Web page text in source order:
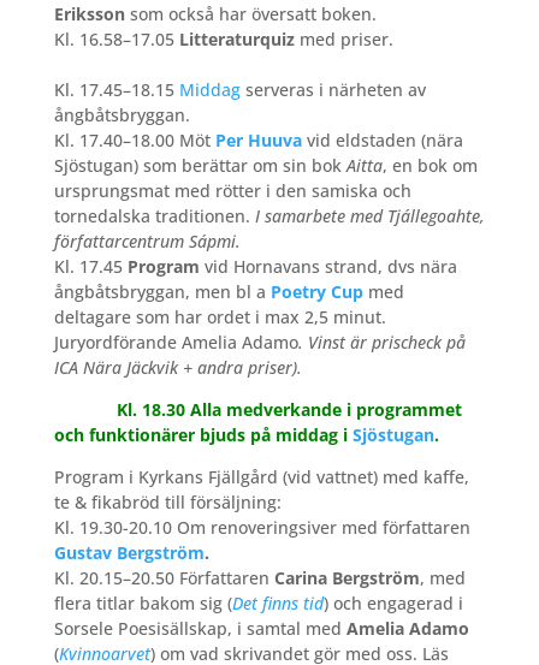
Eriksson som också har översatt boken.
Kl. 16.58–17.05 Litteraturquizmed priser.
Kl. 17.45–18.15 Middagserveras i närheten av
ångbåtsbryggan.
Kl. 17.40–18.00 Möt Per Huuva vid eldstaden (nära
Sjöstugan) som berättar om sin bokAitta, en bok om
ursprungsmat med rötter i den samiska och
tornedalska traditionen. I samarbete med Tjállegoahte,
författarcentrum Sápmi.
Kl. 17.45 Program vid Hornavans strand, dvs nära
ångbåtsbryggan, men bl a Poetry Cup med
deltagare som har ordet i max 2,5 minut.
Juryordförande Amelia Adamo. Vinst är prischeck på
ICA Nära Jäckvik + andra priser).
Kl. 18.30 Alla medverkande i programmet
och funktionärer bjuds på middag i Sjöstugan.
Program i Kyrkans Fjällgård (vid vattnet) med kaffe,
te & fikabröd till försäljning:
Kl. 19.30-20.10 Om renoveringsiver med författaren
Gustav Bergström.
Kl. 20.15–20.50 Författaren Carina Bergström, med
flera titlar bakom sig (Det finns tid) och engagerad i
Sorsele Poesisällskap, i samtal med Amelia Adamo
(Kvinnoarvet) om vad skrivandet gör med oss. Läs